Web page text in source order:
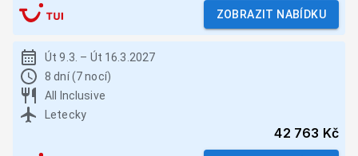
ZOBRAZIT NABÍDKU
Út 9.3. – Út 16.3.2027
8 dní (7 nocí)
All Inclusive
Letecky
42 763 Kč